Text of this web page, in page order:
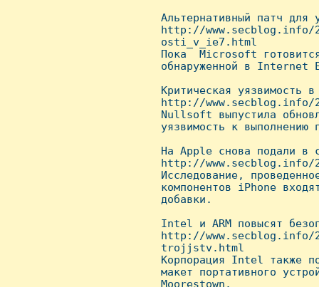
Альтернативный патч для
http://www.secblog.info/
osti_v_ie7.html
Пока  Microsoft
обнаруженной в Internet
Kритическая уязвимость в
http://www.secblog.info/
Nullsoft выпустила
уязвимость к выполнению
Hа Apple снова подали в
http://www.secblog.info/
Исследование,
компонентов iPhone
добавки.
Intel и ARM повысят
http://www.secblog.info/
trojjstv.html
Корпорация Intel также
макет портативного
Moorestown.